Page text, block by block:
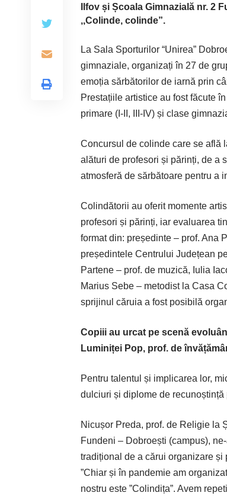
Ilfov și Școala Gimnazială nr. 2
,,Colinde, colinde”.
La Sala Sporturilor “Unirea”
gimnaziale, organizați în 27 de
emoția sărbătorilor de iarnă prin
Prestațiile artistice au fost făcute
primare (I-II, III-IV) și clase
Concursul de colinde care se află
alături de profesori și părinți, de a
atmosferă de sărbătoare pentru a
Colindătorii au oferit momente
profesori și părinți, iar evaluarea
format din: președinte – prof. Ana
președintele Centrului Județean
Partene – prof. de muzică, Iulia
Marius Sebe – metodist la Casa
sprijinul căruia a fost posibilă
Copiii au urcat pe scenă
Luminiței Pop, prof. de
Pentru talentul și implicarea lor,
dulciuri și diplome de
Nicușor Preda, prof. de Religie la
Fundeni – Dobroești (campus),
tradițional de a cărui organizare
”Chiar și în pandemie am
nostru este ”Colindița”. Avem